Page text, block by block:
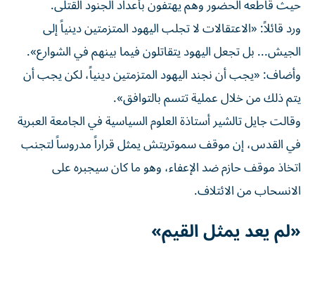
حيث قاطعه الحضور وهم يهتفون بأعداد الجنود القتلى.
ورد قائلاً: «الاعتقالات لا تجلب اليهود المتزمتين دينياً إلى
الجيش... بل تجعل اليهود يتقاتلون فيما ​بينهم في الشوارع».
وأضاف: «يجب ‌أن نجند اليهود المتزمتين دينياً، لكن يجب أن
يتم ذلك من خلال عملية تتسم بالتوافق».
وقالت جايل تالشير أستاذة العلوم السياسية في الجامعة العبرية
في القدس، إن موقف ‌سموتريتش يمثل قراراً مدروساً لتجنب
اتخاذ موقف حازم ضد الإعفاء، وهو ما كان سيجبره على
الانسحاب من الائتلاف.
«لم يعد يمثل القيم»